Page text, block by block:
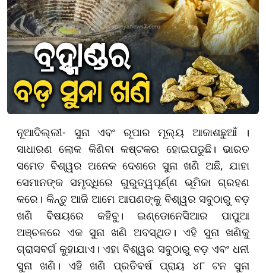
ନୂଆଦିଲ୍ଲୀ- ସୁନା ଏବଂ ରୂପାର ମୂଲ୍ୟ ଆକାଶଛୁଆଁ ।
ସାଧାରଣ ଲୋକ କିଣିବା କଷ୍ଟକର ହୋଇପଡୁଛି। ଭାରତ
ସମେତ ବିଶ୍ୱର ଅନେକ ଦେଶରେ ସୁନା ଖଣି ଅଛି, ଯାହା
ସେମାନଙ୍କ ସମୃଦ୍ଧିରେ ଗୁରୁତ୍ୱପୂର୍ଣ୍ଣ ଭୂମିକା ଗ୍ରହଣ
କରେ। କିନ୍ତୁ ଆଜି ଆମେ ଆପଣଙ୍କୁ ବିଶ୍ୱର ସବୁଠାରୁ ବଡ଼
ଖଣି ବିଷୟରେ କହିବୁ। ଇଣ୍ଡୋନେସିଆର ପାପୁଆ
ଅଞ୍ଚଳରେ ଏକ ସୁନା ଖଣି ଅବସ୍ଥିତ। ଏହି ସୁନା ଖଣିକୁ
ଗ୍ରାସବର୍ଗ କୁହାଯାଏ। ଏହା ବିଶ୍ୱର ସବୁଠାରୁ ବଡ଼ ଏବଂ ଧନୀ
ସୁନା ଖଣି। ଏହି ଖଣି ପ୍ରତିବର୍ଷ ପ୍ରାୟ ୪୮ ଟନ ସୁନା